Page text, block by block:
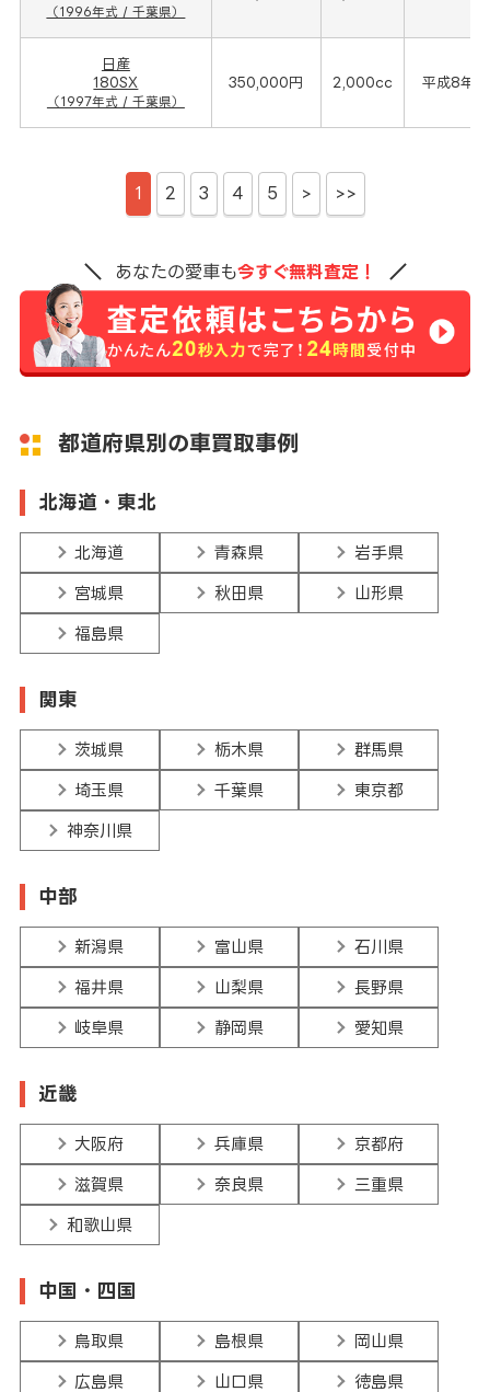
（1996年式 / 千葉県）
日産
180SX
（1997年式 / 千葉県）
350,000円 2,000cc 平成8年
1 2 3 4 5 > >>
あなたの愛車も今すぐ無料査定！
都道府県別の車買取事例
北海道・東北
北海道 青森県 岩手県
宮城県 秋田県 山形県
福島県
関東
茨城県 栃木県 群馬県
埼玉県 千葉県 東京都
神奈川県
中部
新潟県 富山県 石川県
福井県 山梨県 長野県
岐阜県 静岡県 愛知県
近畿
大阪府 兵庫県 京都府
滋賀県 奈良県 三重県
和歌山県
中国・四国
鳥取県 島根県 岡山県
広島県 山口県 徳島県